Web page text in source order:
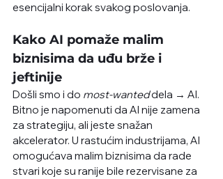
esencijalni korak svakog poslovanja.
Kako AI pomaže malim
biznisima da uđu brže i
jeftinije
Došli smo i do most-wanted dela → AI.
Bitno je napomenuti da AI nije zamena
za strategiju, ali jeste snažan
akcelerator. U rastućim industrijama, AI
omogućava malim biznisima da rade
stvari koje su ranije bile rezervisane za